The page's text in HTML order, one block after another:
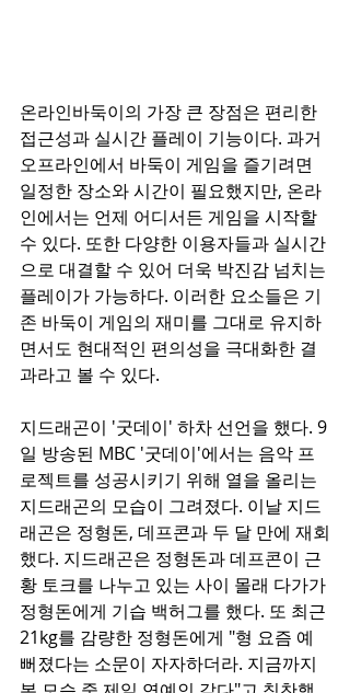
온라인바둑이의 가장 큰 장점은 편리한
접근성과 실시간 플레이 기능이다. 과거
오프라인에서 바둑이 게임을 즐기려면
일정한 장소와 시간이 필요했지만, 온라
인에서는 언제 어디서든 게임을 시작할
수 있다. 또한 다양한 이용자들과 실시간
으로 대결할 수 있어 더욱 박진감 넘치는
플레이가 가능하다. 이러한 요소들은 기
존 바둑이 게임의 재미를 그대로 유지하
면서도 현대적인 편의성을 극대화한 결
과라고 볼 수 있다.
지드래곤이 '굿데이' 하차 선언을 했다. 9
일 방송된 MBC '굿데이'에서는 음악 프
로젝트를 성공시키기 위해 열을 올리는
지드래곤의 모습이 그려졌다. 이날 지드
래곤은 정형돈, 데프콘과 두 달 만에 재회
했다. 지드래곤은 정형돈과 데프콘이 근
황 토크를 나누고 있는 사이 몰래 다가가
정형돈에게 기습 백허그를 했다. 또 최근
21kg를 감량한 정형돈에게 "형 요즘 예
뻐졌다는 소문이 자자하더라. 지금까지